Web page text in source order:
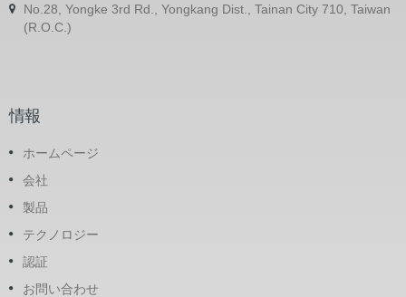
No.28, Yongke 3rd Rd., Yongkang Dist., Tainan City 710, Taiwan
(R.O.C.)
情報
ホームページ
会社
製品
テクノロジー
認証
お問い合わせ